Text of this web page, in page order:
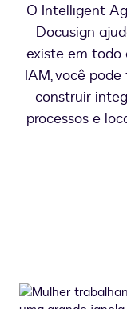
O Intelligent
Docusign
existe em todo
IAM, você
construir
processos e